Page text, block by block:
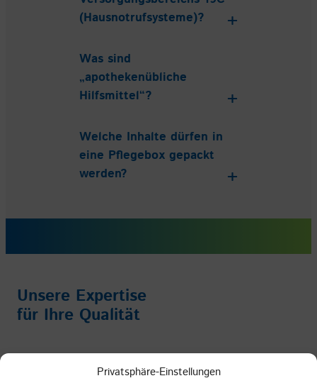
Privatsphäre-Einstellungen
(Hausnotrufsysteme)?
Was sind
„apothekenübliche
Hilfsmittel“?
Welche Inhalte dürfen in
eine Pflegebox gepackt
werden?
Unsere Expertise
für Ihre Qualität